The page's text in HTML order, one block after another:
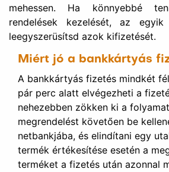
mehessen. Ha könnyebbé
rendelések kezelését, az
leegyszerüsítsd azok kifizetését.
Miért jó a bankkártyás
A bankkártyás fizetés mindkét
pár perc alatt elvégezheti a
nehezebben zökken ki a
megrendelést követően be
netbankjába, és elindítani egy
termék értékesítése esetén a
terméket a fizetés után azonnal